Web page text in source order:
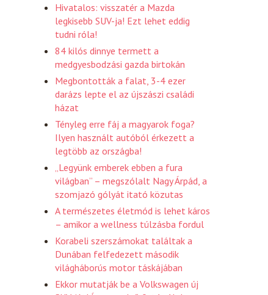
Hivatalos: visszatér a Mazda
legkisebb SUV-ja! Ezt lehet eddig
tudni róla!
84 kilós dinnye termett a
medgyesbodzási gazda birtokán
Megbontották a falat, 3-4 ezer
darázs lepte el az újszászi családi
házat
Tényleg erre fáj a magyarok foga?
Ilyen használt autóból érkezett a
legtöbb az országba!
„Legyünk emberek ebben a fura
világban” – megszólalt Nagy Árpád, a
szomjazó gólyát itató közutas
A természetes életmód is lehet káros
– amikor a wellness túlzásba fordul
Korabeli szerszámokat találtak a
Dunában felfedezett második
világháborús motor táskájában
Ekkor mutatják be a Volkswagen új